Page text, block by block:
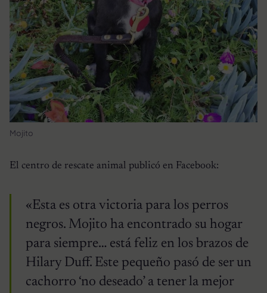
Mojito
El centro de rescate animal publicó en Facebook:
«Esta es otra victoria para los perros
negros. Mojito ha encontrado su hogar
para siempre… está feliz en los brazos de
Hilary Duff. Este pequeño pasó de ser un
cachorro ‘no deseado’ a tener la mejor